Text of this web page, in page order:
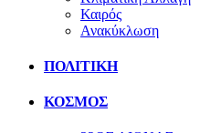
Καιρός
Ανακύκλωση
ΠΟΛΙΤΙΚΗ
ΚΟΣΜΟΣ